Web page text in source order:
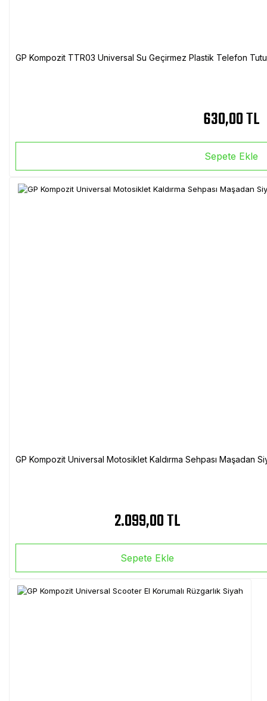
GP Kompozit TTR03 Universal Su Geçirmez Plastik Telefon
630,00 TL
Sepete Ekle
GP Kompozit Universal Motosiklet Kaldırma Sehpası Maşadan
2.099,00 TL
Sepete Ekle